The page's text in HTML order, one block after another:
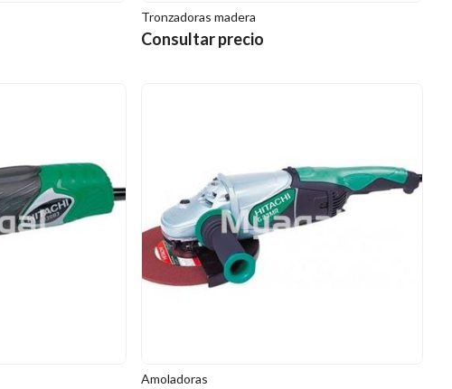
Tronzadoras madera
Consultar precio
Amoladoras